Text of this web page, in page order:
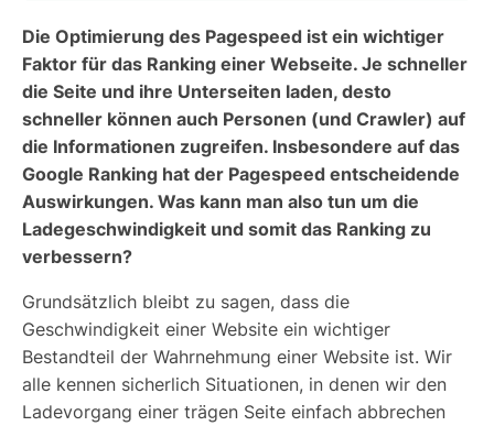
Die Optimierung des Pagespeed ist ein wichtiger
Faktor für das Ranking einer Webseite. Je schneller
die Seite und ihre Unterseiten laden, desto
schneller können auch Personen (und Crawler) auf
die Informationen zugreifen. Insbesondere auf das
Google Ranking hat der Pagespeed entscheidende
Auswirkungen. Was kann man also tun um die
Ladegeschwindigkeit und somit das Ranking zu
verbessern?
Grundsätzlich bleibt zu sagen, dass die
Geschwindigkeit einer Website ein wichtiger
Bestandteil der Wahrnehmung einer Website ist. Wir
alle kennen sicherlich Situationen, in denen wir den
Ladevorgang einer trägen Seite einfach abbrechen